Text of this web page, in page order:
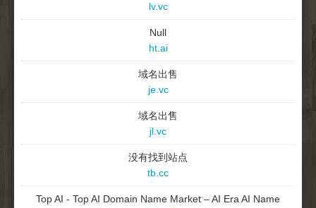
lv.vc
Null
ht.ai
域名出售
je.vc
域名出售
jl.vc
没有找到站点
tb.cc
Top AI - Top AI Domain Name Market – AI Era AI Name